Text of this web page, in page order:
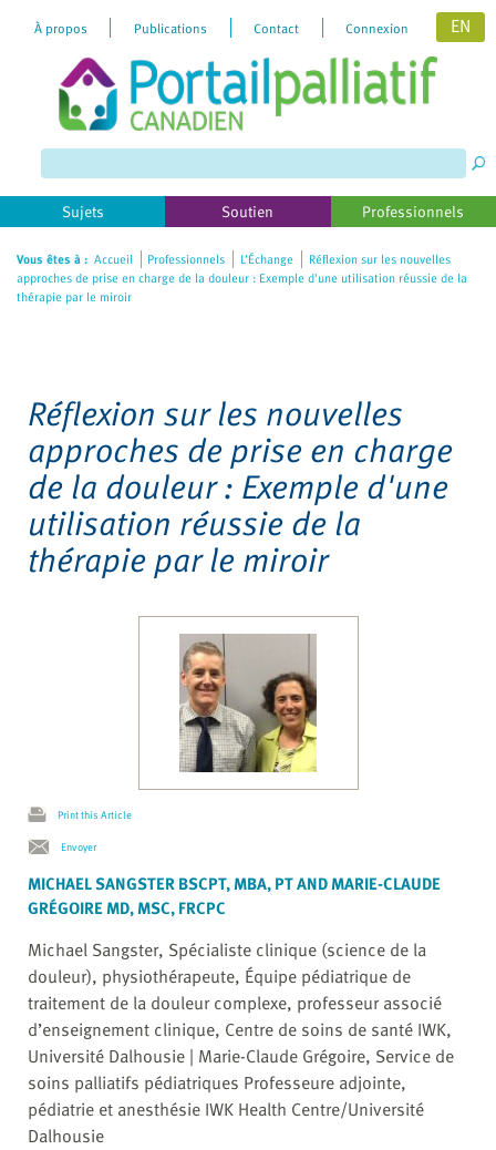
website
includes
an
accessibility
system.
À propos Publications Contact Connexion EN
Sujets Soutien Professionnels
Vous êtes à : Accueil Professionnels L’Échange
Réflexion sur les nouvelles
approches de prise en charge de la douleur : Exemple d'une utilisation réussie de la
thérapie par le miroir
Réflexion sur les nouvelles
approches de prise en charge
de la douleur : Exemple d'une
utilisation réussie de la
thérapie par le miroir
Print this Article
Envoyer
MICHAEL SANGSTER BSCPT, MBA, PT AND MARIE-CLAUDE
GRÉGOIRE MD, MSC, FRCPC
Michael Sangster, Spécialiste clinique (science de la
douleur), physiothérapeute, Équipe pédiatrique de
traitement de la douleur complexe, professeur associé
d’enseignement clinique, Centre de soins de santé IWK,
Université Dalhousie | Marie-Claude Grégoire, Service de
soins palliatifs pédiatriques Professeure adjointe,
pédiatrie et anesthésie IWK Health Centre/Université
Dalhousie